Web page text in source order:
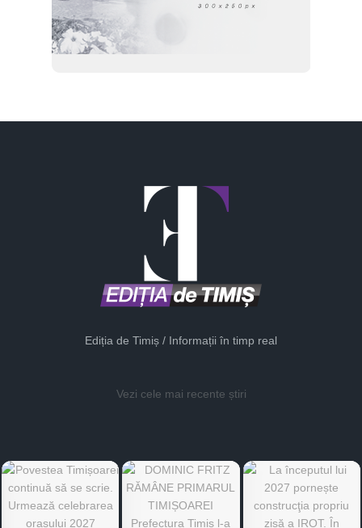
Ediția de Timiș / Informații în timp real
Vezi cele mai recente știri